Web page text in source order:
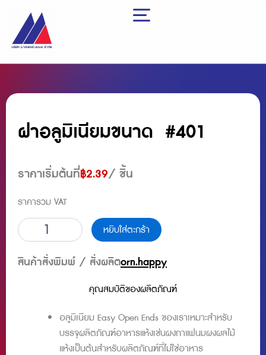
content
ฝาอลูมิเนียมขนาด #401
ราคาเริ่มต้นที่฿2.39/ ชิ้น
ราคารวม VAT
จำนวน
ฝา
มิ
หยิบใส่ตะกร้า
สินค้าสั่งพิมพ์ / สั่งผลิตorn.happy
คุณสมบัติของผลิตภัณฑ์
อลูมิเนียม Easy Open Ends ของเราเหมาะสำหรับ
บรรจุผลิตภัณฑ์อาหารแห้งเช่นผงกาแฟนมผงผลไม้
แห้งเป็นต้นสำหรับผลิตภัณฑ์ที่ไม่ใช่อาหาร